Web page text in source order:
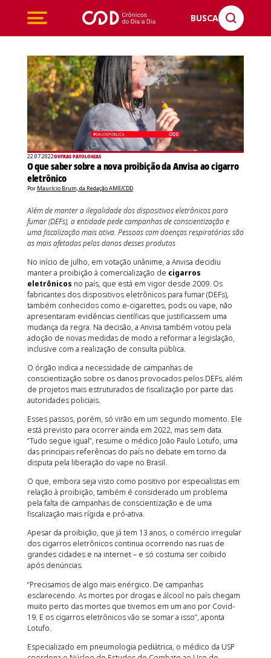
BUSCA
22.07.2022OUTRAS PATOLOGIAS
O que saber sobre a nova proibição da Anvisa ao cigarro
eletrônico
Por Maurício Brum, da Redação AME/CDD
Além de manter a ilegalidade dos dispositivos eletrônicos para
fumar (DEFs), a entidade pede campanhas de conscientização e
uma fiscalização mais ativa. Pessoas com doenças respiratórias são
as mais afetadas pelos danos desses produtos
No início de julho, em votação unânime, a Anvisa decidiu
manter a proibição à comercialização de cigarros
eletrônicos no país, que está em vigor desde 2009. Os
fabricantes dos dispositivos eletrônicos para fumar (DEFs),
também conhecidos como e-cigarettes, pods ou vape, não
apresentaram evidências científicas que justificassem uma
mudança da regra. Na decisão, a Anvisa também votou pela
adoção de novas medidas de modo a reformar a legislação,
inclusive com a realização de consulta pública.
O órgão indica a necessidade de campanhas de
conscientização sobre os danos provocados pelos DEFs, além
de projetos mais estruturados de fiscalização por parte das
autoridades policiais.
Esses passos, porém, só virão em um segundo momento. Ele
está previsto para ocorrer ainda em 2022, mas sem data.
“Tudo segue igual”, resume o médico João Paulo Lotufo, uma
das principais referências do país no debate em torno da
disputa pela liberação do vape no Brasil.
O que, embora seja visto como positivo por especialistas em
relação à proibição, também é considerado um problema
pela falta de campanhas de conscientização e de uma
fiscalização mais rígida e pró-ativa.
Apesar da proibição, que já tem 13 anos, o comércio irregular
dos cigarros eletrônicos continua ocorrendo nas ruas de
grandes cidades e na internet – e só costuma ser coibido
após denúncias.
“Precisamos de algo mais enérgico. De campanhas
esclarecendo. As mortes por drogas e álcool no país chegam
muito perto das mortes que tivemos em um ano por Covid-
19. E os cigarros eletrônicos vão se somar a isso”, aponta
Lotufo.
Especializado em pneumologia pediátrica, o médico da USP